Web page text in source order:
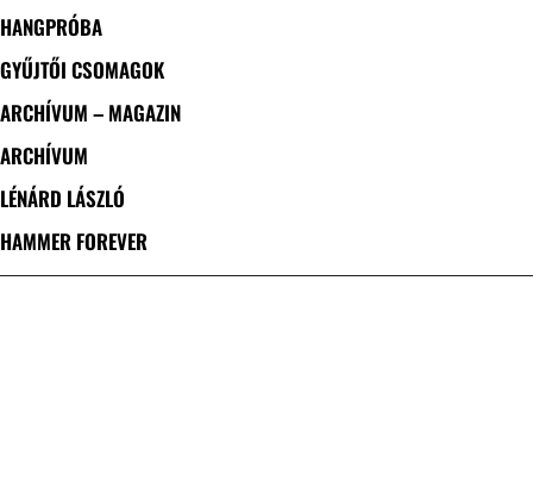
HANGPRÓBA
GYŰJTŐI CSOMAGOK
ARCHÍVUM – MAGAZIN
ARCHÍVUM
LÉNÁRD LÁSZLÓ
HAMMER FOREVER